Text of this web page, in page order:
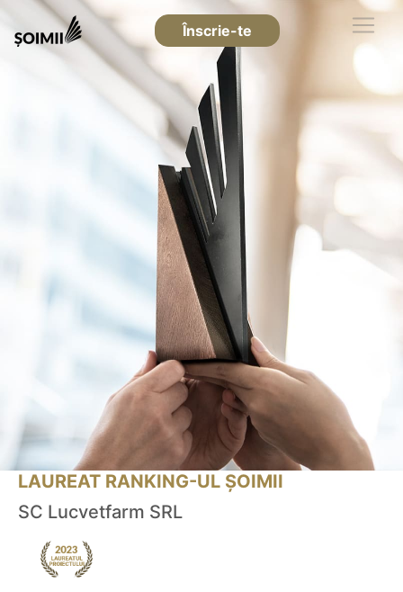
Înscrie-te
LAUREAT RANKING-UL ȘOIMII
SC Lucvetfarm SRL